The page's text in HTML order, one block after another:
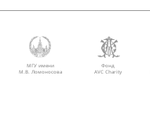
МГУ имени
М.В. Ломоносова
Фонд
AVC Charity